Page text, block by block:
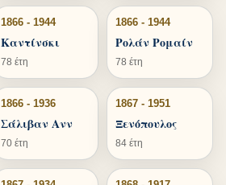
1866 - 1944
Καντίνσκι
78 έτη
1866 - 1944
Ρολάν Ρομαίν
78 έτη
1866 - 1936
Σάλιβαν Ανν
70 έτη
1867 - 1951
Ξενόπουλος
84 έτη